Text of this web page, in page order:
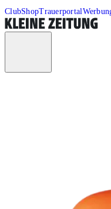
ClubShopTrauerportal